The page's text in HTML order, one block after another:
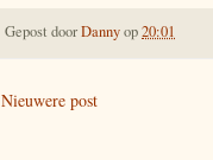
Gepost doorDannyop20:01
Nieuwere post